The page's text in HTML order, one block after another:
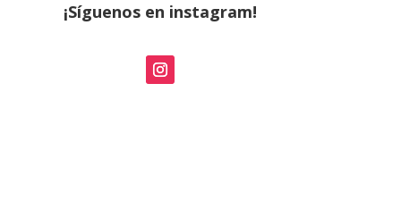
¡Síguenos en instagram!